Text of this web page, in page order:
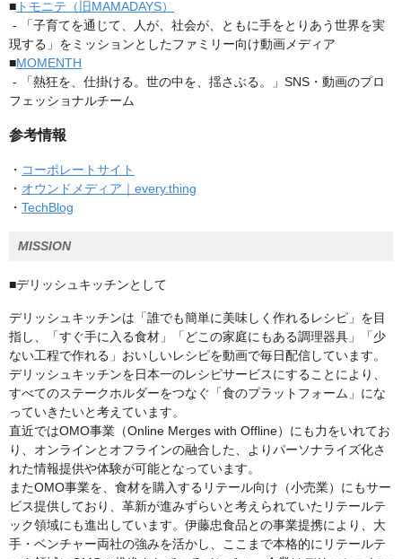
■ トモニテ（旧MAMADAYS）
- 「子育てを通じて、人が、社会が、ともに手をとりあう世界を実
現する」をミッションとしたファミリー向け動画メディア
■MOMENTH
- 「熱狂を、仕掛ける。世の中を、揺さぶる。」SNS・動画のプロ
フェッショナルチーム
参考情報
・ コーポレートサイト
・ オウンドメディア｜every.thing
・ TechBlog
MISSION
■デリッシュキッチンとして
デリッシュキッチンは「誰でも簡単に美味しく作れるレシピ」を目
指し、「すぐ手に入る食材」「どこの家庭にもある調理器具」「少
ない工程で作れる」おいしいレシピを動画で毎日配信しています。
デリッシュキッチンを日本一のレシピサービスにすることにより、
すべてのステークホルダーをつなぐ「食のプラットフォーム」にな
っていきたいと考えています。
直近ではOMO事業（Online Merges with Offline）にも力をいれてお
り、オンラインとオフラインの融合した、よりパーソナライズ化さ
れた情報提供や体験が可能となっています。
またOMO事業を、食材を購入するリテール向け（小売業）にもサー
ビス提供しており、革新が進みずらいと考えられていたリテールテ
ック領域にも進出しています。伊藤忠食品との事業提携により、大
手・ベンチャー両社の強みを活かし、ここまで本格的にリテールテ